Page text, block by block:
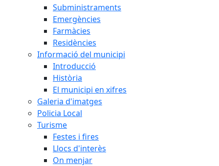
Subministraments
Emergències
Farmàcies
Residències
Informació del municipi
Introducció
Història
El municipi en xifres
Galeria d'imatges
Policia Local
Turisme
Festes i fires
Llocs d'interès
On menjar